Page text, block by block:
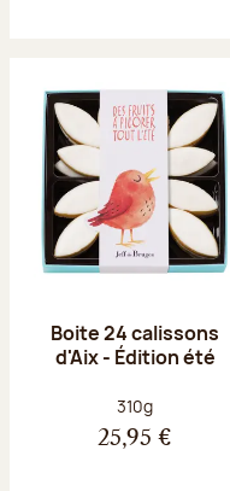
Boite 24 calissons
d'Aix - Édition été
Poids net :
310g
25,95 €